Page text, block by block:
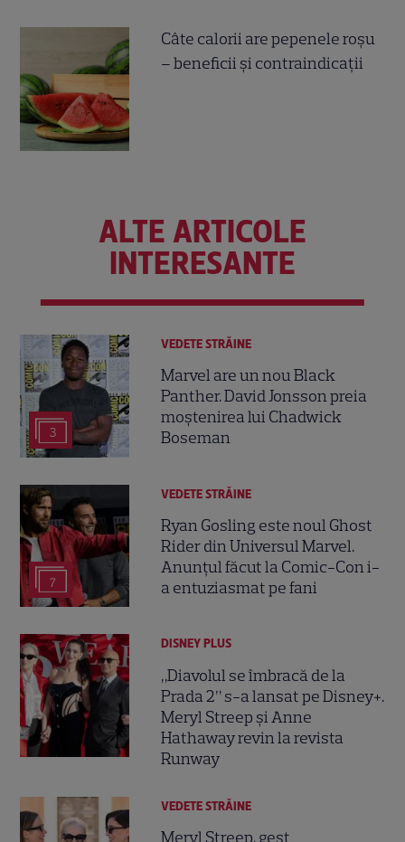
Câte calorii are pepenele roșu
– beneficii și contraindicații
ALTE ARTICOLE
INTERESANTE
3
VEDETE STRĂINE
Marvel are un nou Black
Panther. David Jonsson preia
moștenirea lui Chadwick
Boseman
7
VEDETE STRĂINE
Ryan Gosling este noul Ghost
Rider din Universul Marvel.
Anunțul făcut la Comic-Con i-
a entuziasmat pe fani
DISNEY PLUS
„Diavolul se îmbracă de la
Prada 2” s-a lansat pe Disney+.
Meryl Streep și Anne
Hathaway revin la revista
Runway
VEDETE STRĂINE
Meryl Streep, gest